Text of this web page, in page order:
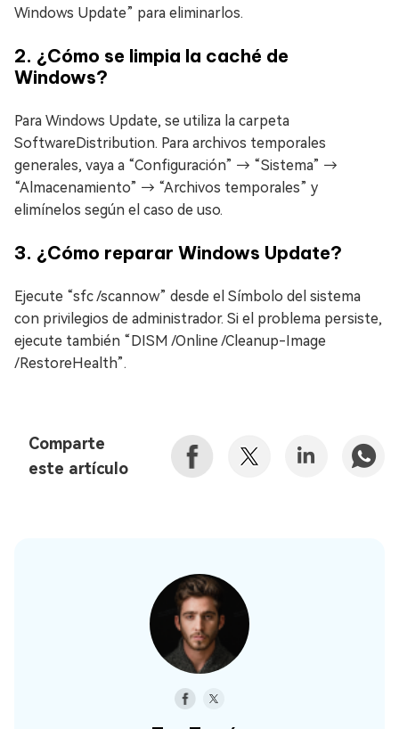
Windows Update” para eliminarlos.
2. ¿Cómo se limpia la caché de
Windows?
Para Windows Update, se utiliza la carpeta
SoftwareDistribution. Para archivos temporales
generales, vaya a “Configuración” → “Sistema” →
“Almacenamiento” → “Archivos temporales” y
elimínelos según el caso de uso.
3. ¿Cómo reparar Windows Update?
Ejecute “sfc /scannow” desde el Símbolo del sistema
con privilegios de administrador. Si el problema persiste,
ejecute también “DISM /Online /Cleanup-Image
/RestoreHealth”.
Comparte
este artículo